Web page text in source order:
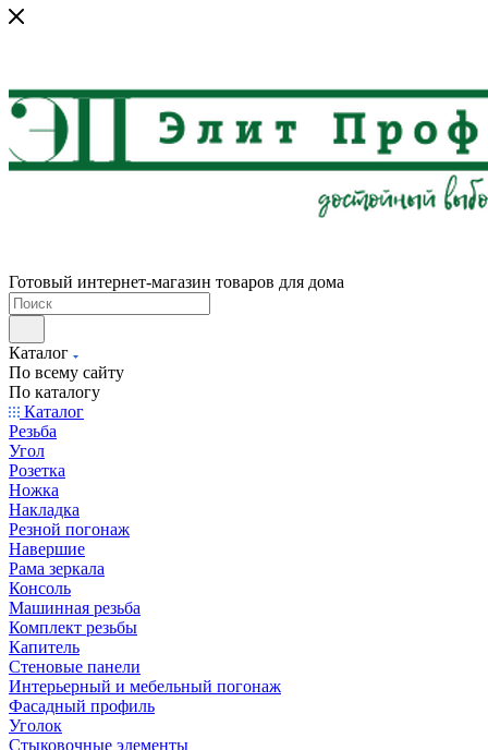
Готовый интернет-магазин товаров для дома
Каталог
По всему сайту
По каталогу
Каталог
Резьба
Угол
Розетка
Ножка
Накладка
Резной погонаж
Навершие
Рама зеркала
Консоль
Машинная резьба
Комплект резьбы
Капитель
Стеновые панели
Интерьерный и мебельный погонаж
Фасадный профиль
Уголок
Стыковочные элементы